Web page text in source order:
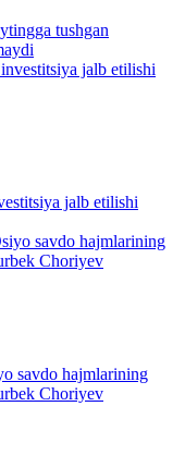
tushgan
jalb etilishi
savdo hajmlarining
Choriyev